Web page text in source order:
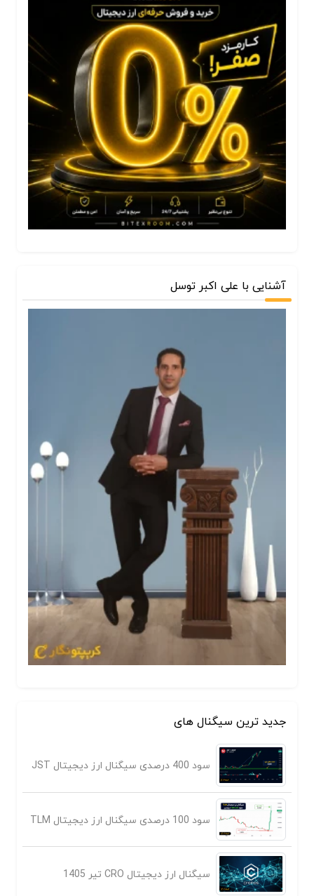
آشنایی با علی اکبر توسل
جدید ترین سیگنال های
سود 400 درصدی سیگنال ارز دیجیتال JST
سود 100 درصدی سیگنال ارز دیجیتال TLM
سیگنال ارز دیجیتال CRO تیر 1405